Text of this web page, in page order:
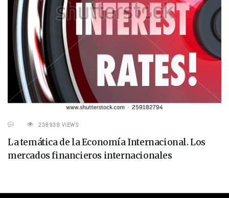
238938 VIEWS
La temática de la Economía Internacional. Los
mercados financieros internacionales